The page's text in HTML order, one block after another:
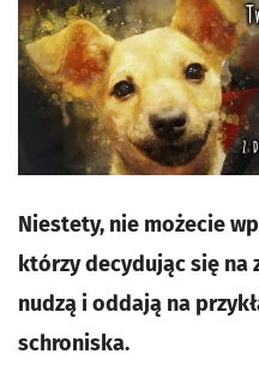
Niestety, nie możecie
którzy decydując się na
nudzą i oddają na
schroniska.